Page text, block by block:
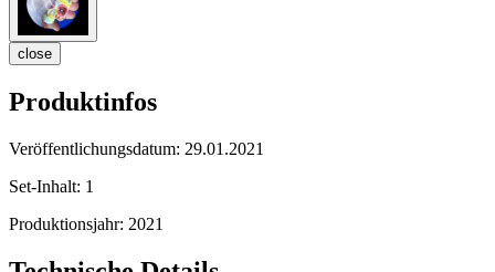
close
Produktinfos
Veröffentlichungsdatum: 29.01.2021
Set-Inhalt: 1
Produktionsjahr: 2021